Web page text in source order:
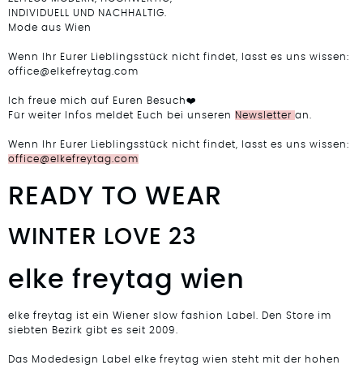
INDIVIDUELL UND NACHHALTIG.
Mode aus Wien
Wenn Ihr Eurer Lieblingsstück nicht findet, lasst es uns wissen:
office@elkefreytag.com
Ich freue mich auf Euren Besuch❤️
Für weiter Infos meldet Euch bei unseren Newsletter an.
Wenn Ihr Eurer Lieblingsstück nicht findet, lasst es uns wissen:
office@elkefreytag.com
READY TO WEAR
WINTER LOVE 23
elke freytag wien
elke freytag ist ein Wiener slow fashion Label. Den Store im
siebten Bezirk gibt es seit 2009.
Das Modedesign Label elke freytag wien steht mit der hohen